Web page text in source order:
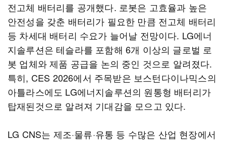
전고체 배터리를 공개했다. 로봇은 고효율과 높은
안전성을 갖춘 배터리가 필요한 만큼 전고체 배터리
등 차세대 배터리 수요가 늘어날 전망이다. LG에너
지솔루션은 테슬라를 포함해 6개 이상의 글로벌 로
봇 업체와 제품 공급을 논의 중인 것으로 알려졌다.
특히, CES 2026에서 주목받은 보스턴다이나믹스의
아틀라스에도 LG에너지솔루션의 원통형 배터리가
탑재된것으로 알려져 기대감을 모으고 있다.
LG CNS는 제조·물류·유통 등 수많은 산업 현장에서